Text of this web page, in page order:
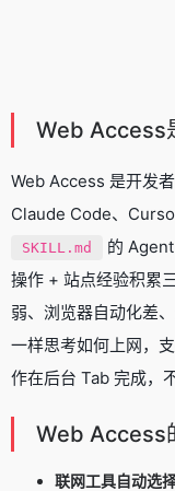
Web Access
Web Access 是开发
Claude Code、
SKILL.md
的
操作 + 站点经验积累
弱、浏览器自动化差
一样思考如何上网，
作在后台 Tab 完成，
Web Access
联网工具自动选